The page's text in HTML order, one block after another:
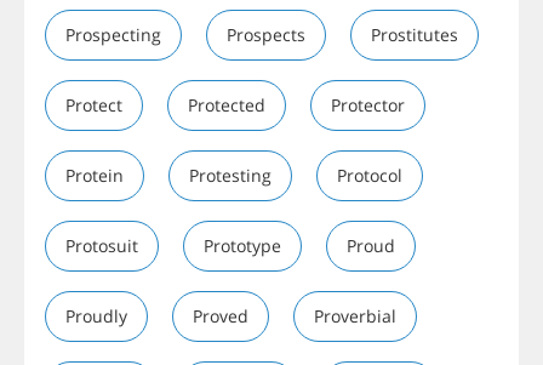
Prospecting Prospects Prostitutes
Protect Protected Protector
Protein Protesting Protocol
Protosuit Prototype Proud
Proudly Proved Proverbial